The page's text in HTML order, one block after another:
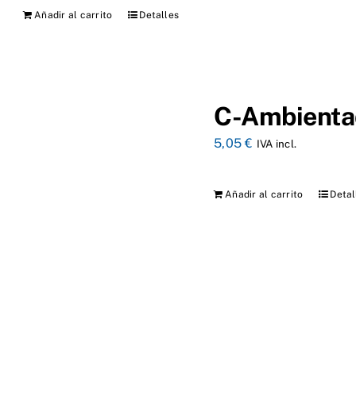
Añadir al carrito Detalles
C-
5,05€ IVA incl.
Añadir al carrito